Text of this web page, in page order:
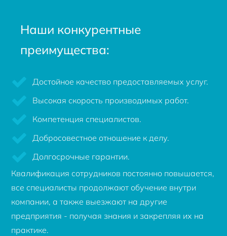
Наши конкурентные
преимущества:
Достойное качество предоставляемых услуг.
Высокая скорость производимых работ.
Компетенция специалистов.
Добросовестное отношение к делу.
Долгосрочные гарантии.
Квалификация сотрудников постоянно повышается,
все специалисты продолжают обучение внутри
компании, а также выезжают на другие
предприятия - получая знания и закрепляя их на
практике.